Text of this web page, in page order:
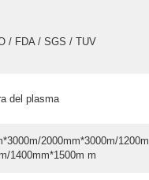
/ FDA / SGS / TUV
del plasma
2000mm*3000m/1200m
1400mm*1500m m